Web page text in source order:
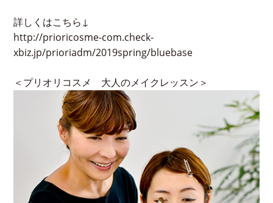
詳しくはこちら↓
http://prioricosme-com.check-
xbiz.jp/prioriadm/2019spring/bluebase
＜プリオリコスメ 大人のメイクレッスン＞